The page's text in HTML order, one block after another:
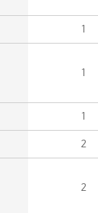
1
1
1
2
2